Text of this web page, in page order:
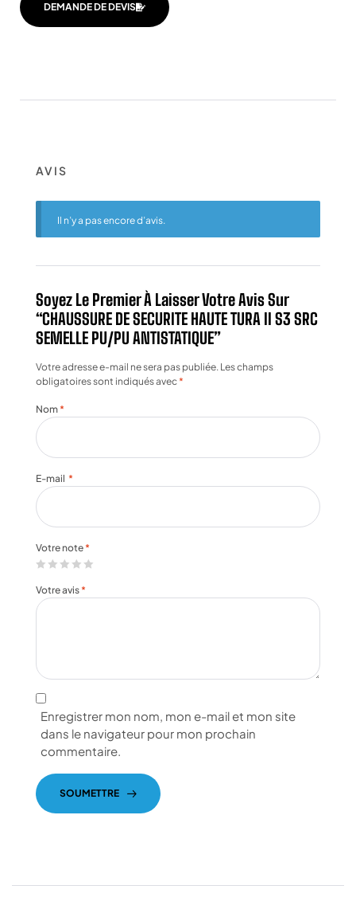
DEMANDE DE DEVIS
AVIS
Il n’y a pas encore d’avis.
Soyez Le Premier À Laisser Votre Avis Sur
“CHAUSSURE DE SECURITE HAUTE TURA II S3 SRC
SEMELLE PU/PU ANTISTATIQUE”
Votre adresse e-mail ne sera pas publiée. Les champs
obligatoires sont indiqués avec*
Votre note *
Votre avis *
Nom *
E-mail *
Enregistrer mon nom, mon e-mail et mon site
dans le navigateur pour mon prochain
commentaire.
SOUMETTRE